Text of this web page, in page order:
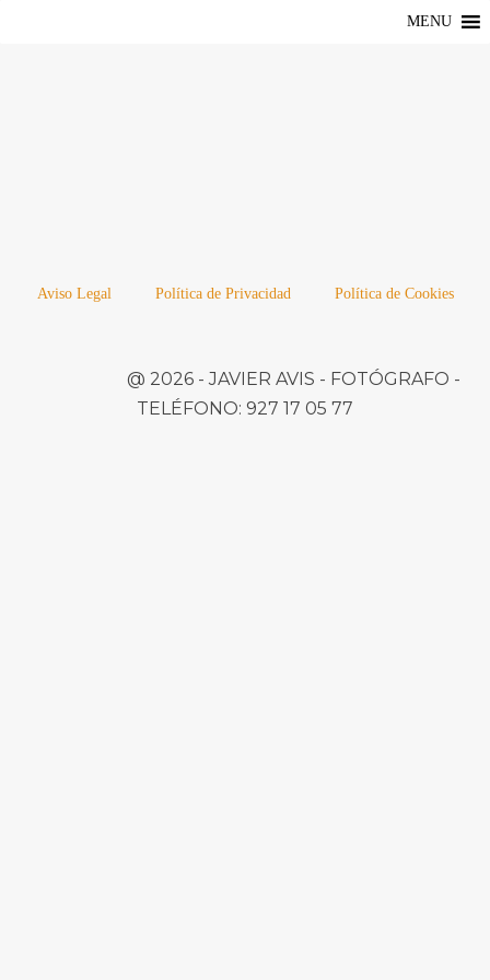
MENU
Aviso Legal Política de Privacidad Política de Cookies
@ 2026 -JAVIER AVIS - FOTÓGRAFO -
TELÉFONO: 927 17 05 77